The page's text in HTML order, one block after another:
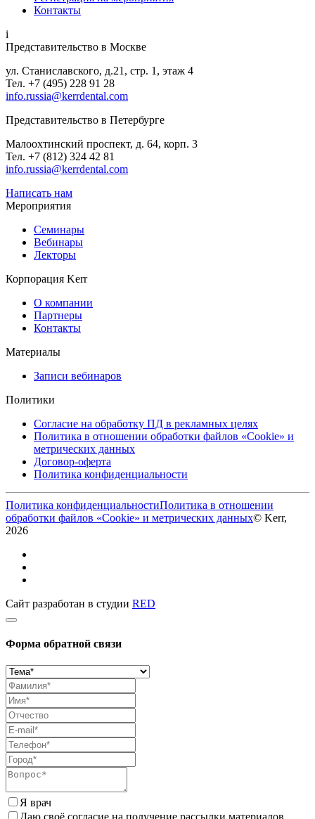
Контакты
i
Представительство в Москве
ул. Станиславского, д.21, стр. 1, этаж 4
Тел. +7 (495) 228 91 28
info.russia@kerrdental.com
Представительство в Петербурге
Малоохтинский проспект, д. 64, корп. 3
Тел. +7 (812) 324 42 81
info.russia@kerrdental.com
Написать нам
Мероприятия
Семинары
Вебинары
Лекторы
Корпорация Kerr
О компании
Партнеры
Контакты
Материалы
Записи вебинаров
Политики
Согласие на обработку ПД в рекламных целях
Политика в отношении обработки файлов «Cookie» и
метрических данных
Договор-оферта
Политика конфиденциальности
Политика конфиденциальностиПолитика в отношении
обработки файлов «Cookie» и метрических данных© Kerr,
2026
Сайт разработан в студии RED
Форма обратной связи
Я врач